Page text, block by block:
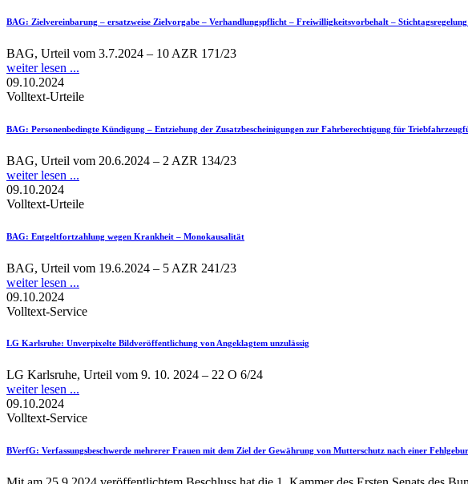
BAG: Zielvereinbarung – ersatzweise Zielvorgabe – Verhandlungspflicht – Freiwilligkeitsvorbehalt – Stichtagsregelung
BAG, Urteil vom 3.7.2024 – 10 AZR 171/23
weiter lesen ...
09.10.2024
Volltext-Urteile
BAG: Personenbedingte Kündigung – Entziehung der Zusatzbescheinigungen zur Fahrberechtigung für
BAG, Urteil vom 20.6.2024 – 2 AZR 134/23
weiter lesen ...
09.10.2024
Volltext-Urteile
BAG: Entgeltfortzahlung wegen Krankheit – Monokausalität
BAG, Urteil vom 19.6.2024 – 5 AZR 241/23
weiter lesen ...
09.10.2024
Volltext-Service
LG Karlsruhe: Unverpixelte Bildveröffentlichung von Angeklagtem unzulässig
LG Karlsruhe, Urteil vom 9. 10. 2024 – 22 O 6/24
weiter lesen ...
09.10.2024
Volltext-Service
BVerfG: Verfassungsbeschwerde mehrerer Frauen mit dem Ziel der Gewährung von Mutterschutz nach einer